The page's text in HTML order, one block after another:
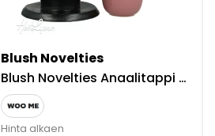
Blush Novelties
Blush Novelties Anaalitappi Jet Fuc Plug
Hinta alkaen